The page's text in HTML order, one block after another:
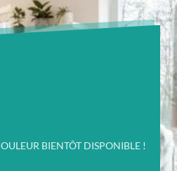
BIENTÔT DISPONIBLE !